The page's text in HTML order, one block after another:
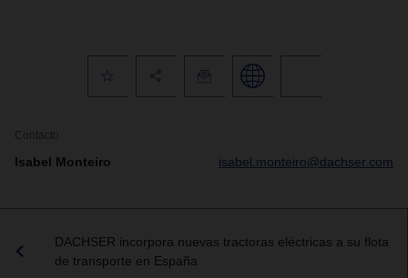
Contacto
Isabel Monteiro isabel.monteiro@dachser.com
DACHSER incorpora nuevas tractoras eléctricas a su flota
de transporte en España